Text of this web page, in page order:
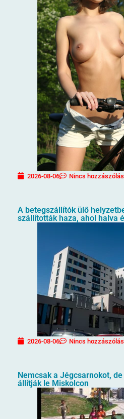
2026-08-06 Nincs hozzászólás
A betegszállítók ülő
szállították haza, ahol halva
2026-08-06 Nincs hozzászólás
Nemcsak a Jégcsarnokot,
állítják le Miskolcon